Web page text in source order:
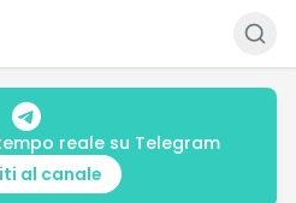
reale su Telegram
al canale